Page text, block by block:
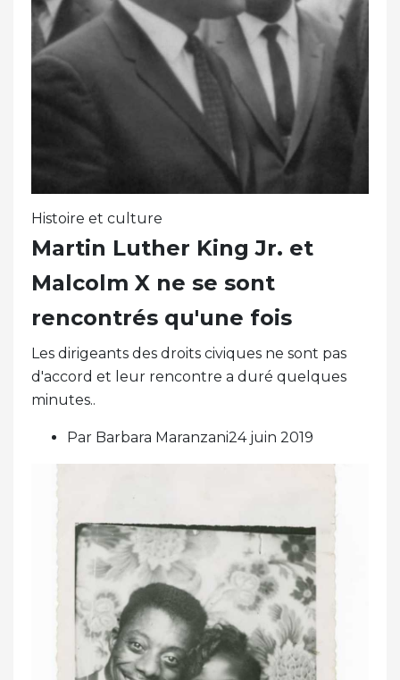
Histoire et culture
Martin Luther King Jr. et
Malcolm X ne se sont
rencontrés qu'une fois
Les dirigeants des droits civiques ne sont pas
d'accord et leur rencontre a duré quelques
minutes..
Par Barbara Maranzani24 juin 2019